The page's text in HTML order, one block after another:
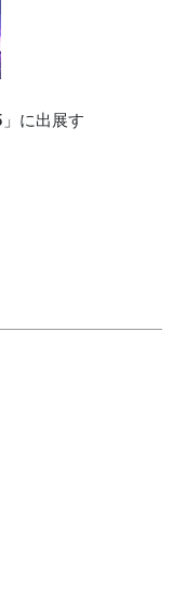
に出展す